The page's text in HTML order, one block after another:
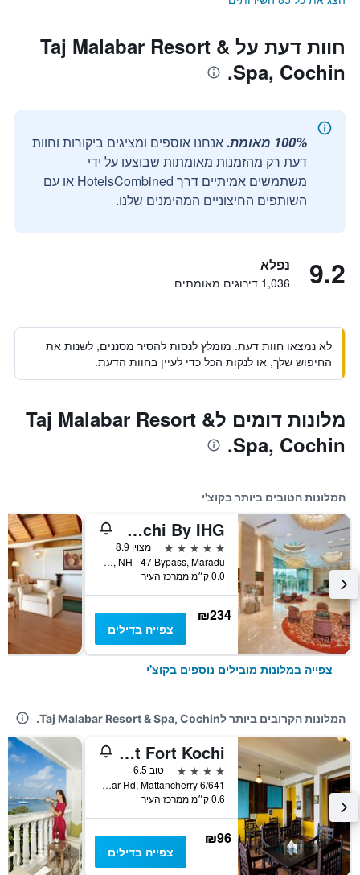
חוות דעת על Taj Malabar Resort &
Spa, Cochin.
100% מאומת.
אנחנו אוספים ומציגים ביקורות וחוות
דעת רק מהזמנות מאומתות שבוצעו על ידי
משתמשים אמיתיים דרך HotelsCombined או עם
השותפים החיצוניים המהימנים שלנו.
9.2 נפלא
1,036 דירוגים מאומתים
לא נמצאו חוות דעת. מומלץ לנסות להסיר מסננים, לשנות את
החיפוש שלך, או לנקות הכל כדי לעיין בחוות הדעת.
מלונות דומים לTaj Malabar Resort &
Spa, Cochin.
המלונות הטובים ביותר בקוצ'י
Crowne Plaza Kochi By IHG
5 כוכבים
מצוין 8.9
XI/641 A Kundanoor Junction, NH - 47 Bypass, Maradu, קוצ'י, הודו
0.0 ק״מ ממרכז העיר
₪234
צפייה בדילים
צפייה במלונות מובילים נוספים בקוצ'י
המלונות הקרובים ביותר לTaj Malabar Resort & Spa, Cochin.
Bloom Boutique Waterfront Fort Kochi
4 כוכבים
טוב 6.5
6/641 Bazaar Rd, Mattancherry, קוצ'י, הודו
0.6 ק״מ ממרכז העיר
₪96
צפייה בדילים